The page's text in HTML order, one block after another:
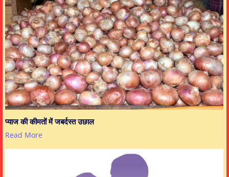
प्याज की कीमतों में जबर्दस्त उछाल
Read More